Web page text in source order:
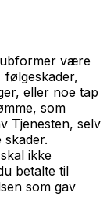
være
eller noe tap
som
Tjenesten, selv
ikke
betalte til
som gav